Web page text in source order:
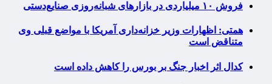
فروش ۱۰ میلیاردی در بازارهای شبانه‌روزی صنایع‌دستی
همتی: اظهارات وزیر خزانه‌داری آمریکا با مواضع قبلی وی
متناقض است
کدال اثر اخبار جنگ بر بورس را کاهش داده است